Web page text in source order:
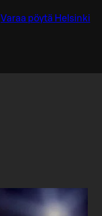
Varaa pöytä Helsinki